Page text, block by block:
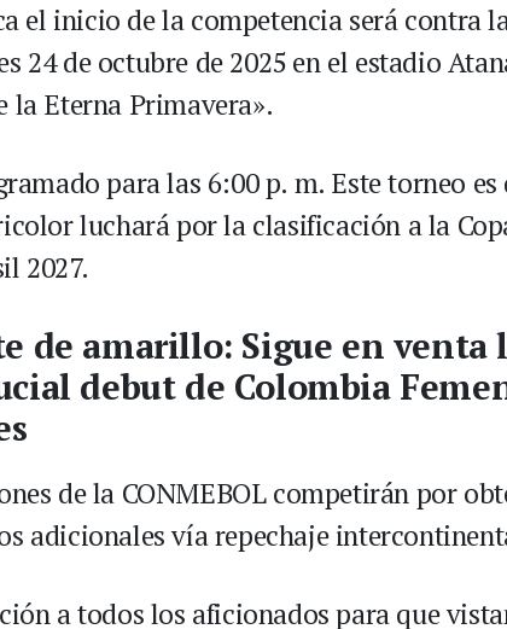
el inicio de la competencia será contra
24 de octubre de 2025 en el estadio
la Eterna Primavera».
para las 6:00 p. m. Este torneo
luchará por la clasificación a la
2027.
de amarillo: Sigue en venta
debut de Colombia
de la CONMEBOL competirán por
adicionales vía repechaje
a todos los aficionados para que